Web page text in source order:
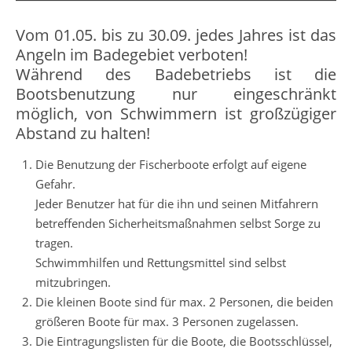
Vom 01.05. bis zu 30.09. jedes Jahres ist das
Angeln im Badegebiet verboten!
Während des Badebetriebs ist die
Bootsbenutzung nur eingeschränkt
möglich, von Schwimmern ist großzügiger
Abstand zu halten!
Die Benutzung der Fischerboote erfolgt auf eigene
Gefahr.
Jeder Benutzer hat für die ihn und seinen Mitfahrern
betreffenden Sicherheitsmaßnahmen selbst Sorge zu
tragen.
Schwimmhilfen und Rettungsmittel sind selbst
mitzubringen.
Die kleinen Boote sind für max. 2 Personen, die beiden
größeren Boote für max. 3 Personen zugelassen.
Die Eintragungslisten für die Boote, die Bootsschlüssel,